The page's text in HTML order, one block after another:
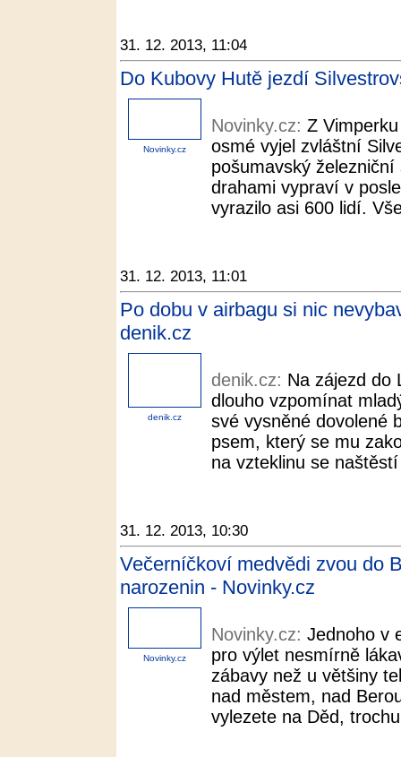
31. 12. 2013, 11:04
Do Kubovy Hutě jezdí
Novinky.cz
Novinky.cz: Z
osmé vyjel zvláštní
pošumavský
drahami vypraví v
vyrazilo asi 600 lidí.
31. 12. 2013, 11:01
Po dobu v airbagu si nic
denik.cz
denik.cz
denik.cz: Na zájezd do
dlouho vzpomínat
své vysněné dovolené
psem, který se mu
na vzteklinu se
31. 12. 2013, 10:30
Večerníčkoví medvědi zvou do
narozenin - Novinky.cz
Novinky.cz
Novinky.cz: Jednoho v
pro výlet nesmírně
zábavy než u většiny
nad městem, nad
vylezete na Děd,